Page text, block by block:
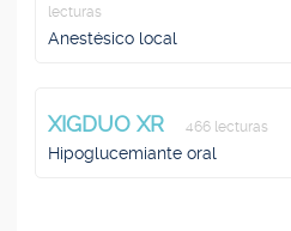
lecturas
Anestésico local
XIGDUO XR 466 lecturas
Hipoglucemiante oral